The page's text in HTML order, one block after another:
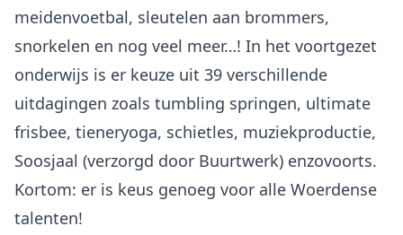
meidenvoetbal, sleutelen aan brommers,
snorkelen en nog veel meer…! In het voortgezet
onderwijs is er keuze uit 39 verschillende
uitdagingen zoals tumbling springen, ultimate
frisbee, tieneryoga, schietles, muziekproductie,
Soosjaal (verzorgd door Buurtwerk) enzovoorts.
Kortom: er is keus genoeg voor alle Woerdense
talenten!